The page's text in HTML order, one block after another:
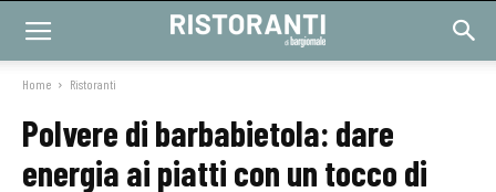
Home Ristoranti
Polvere di barbabietola: dare
energia ai piatti con un tocco di